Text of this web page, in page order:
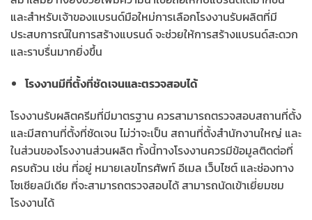
และสำหรับเจ้าของแบรนด์มือใหม่การเลือกโรงงานรับผลิตที่มี
ประสบการณ์ในการสร้างแบรนด์ จะช่วยให้การสร้างแบรนด์สะดวก
และราบรื่นมากยิ่งขึ้น
โรงงานมีที่ตั้งที่ชัดเจนและตรวจสอบได้
โรงงานรับผลิตครีมที่มีมาตรฐาน ควรสามารถตรวจสอบสถานที่ตั้ง
และมีสถานที่ตั้งที่ชัดเจน ไม่ว่าจะเป็น สถานที่ตั้งสำนักงานใหญ่ และ
ในส่วนของโรงงานส่วนผลิต ทั้งนี้ทางโรงงานควรมีข้อมูลติดต่อที่
ครบถ้วน เช่น ที่อยู่ หมายเลขโทรศัพท์ อีเมล เว็บไซต์ และช่องทาง
โซเชียลมีเดีย ที่จะสามารถตรวจสอบได้ สามารถนัดเข้าเยี่ยมชม
โรงงานได้